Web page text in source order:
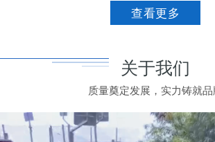
查看更多
关于我们
质量奠定发展，实力铸就